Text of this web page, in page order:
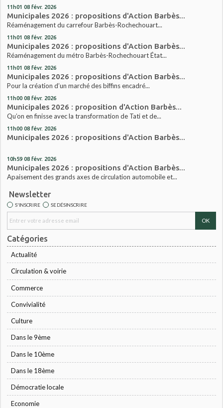
11h01 08 févr. 2026
Municipales 2026 : propositions d'Action Barbès...
Réaménagement du carrefour Barbès-Rochechouart...
11h01 08 févr. 2026
Municipales 2026 : propositions d'Action Barbès...
Réaménagement du métro Barbès-Rochechouart État...
11h01 08 févr. 2026
Municipales 2026 : propositions d'Action Barbès...
Pour la création d’un marché des biffins encadré...
11h00 08 févr. 2026
Municipales 2026 : proposition d'Action Barbès...
Qu’on en finisse avec la transformation de Tati et de...
11h00 08 févr. 2026
Municipales 2026 : propositions d'Action Barbès...
10h59 08 févr. 2026
Municipales 2026 : propositions d'Action Barbès...
Apaisement des grands axes de circulation automobile et...
Newsletter
S'INSCRIRE SE DÉSINSCRIRE
Catégories
Actualité
Circulation & voirie
Commerce
Convivialité
Culture
Dans le 9ème
Dans le 10ème
Dans le 18ème
Démocratie locale
Economie